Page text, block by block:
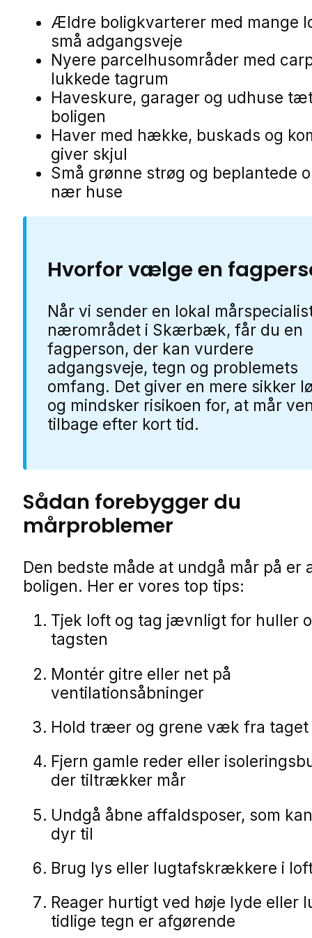
Ældre boligkvarterer med mange
små adgangsveje
Nyere parcelhusområder med
lukkede tagrum
Haveskure, garager og udhuse
boligen
Haver med hække, buskads og
giver skjul
Små grønne strøg og beplantede
nær huse
Hvorfor vælge en
Når vi sender en lokal
nærområdet i Skærbæk, får du en
fagperson, der kan vurdere
adgangsveje, tegn og problemets
omfang. Det giver en mere sikker
og mindsker risikoen for, at mår
tilbage efter kort tid.
Sådan forebygger du
mårproblemer
Den bedste måde at undgå mår på er
boligen. Her er vores top tips:
Tjek loft og tag jævnligt for huller
tagsten
Montér gitre eller net på
ventilationsåbninger
Hold træer og grene væk fra taget
Fjern gamle reder eller
der tiltrækker mår
Undgå åbne affaldsposer, som
dyr til
Brug lys eller lugtafskrækkere i
Reager hurtigt ved høje lyde eller
tidlige tegn er afgørende